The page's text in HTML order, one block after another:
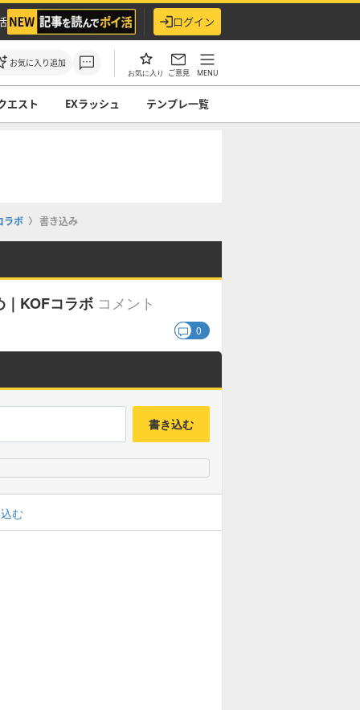
ログイン
お気に入り追加
お気に入り ご意見 MENU
エスト EXラッシュ テンプレ一覧
ラボ 書き込み
｜KOFコラボ コメント
0
書き込む
む